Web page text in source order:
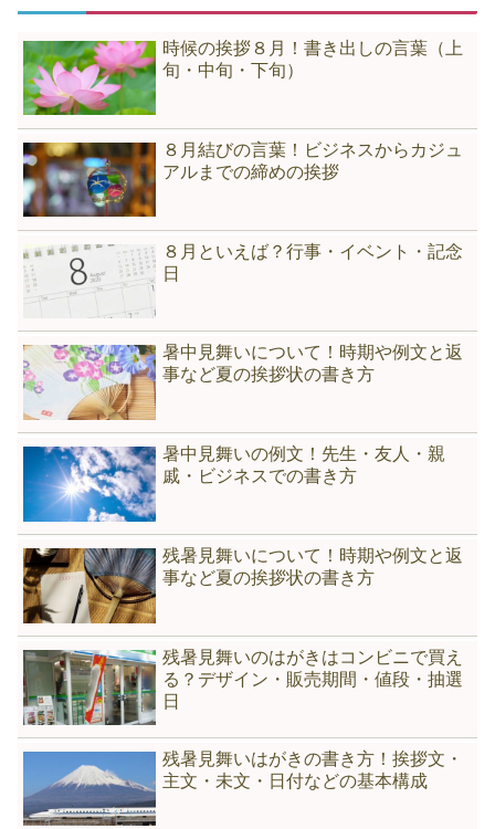
時候の挨拶８月！書き出しの言葉（上
旬・中旬・下旬）
８月結びの言葉！ビジネスからカジュ
アルまでの締めの挨拶
８月といえば？行事・イベント・記念
日
暑中見舞いについて！時期や例文と返
事など夏の挨拶状の書き方
暑中見舞いの例文！先生・友人・親
戚・ビジネスでの書き方
残暑見舞いについて！時期や例文と返
事など夏の挨拶状の書き方
残暑見舞いのはがきはコンビニで買え
る？デザイン・販売期間・値段・抽選
日
残暑見舞いはがきの書き方！挨拶文・
主文・未文・日付などの基本構成